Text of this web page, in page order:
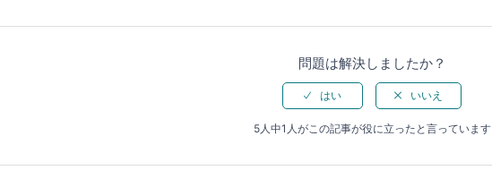
問題は解決しましたか？
5人中1人がこの記事が役に立ったと言っています